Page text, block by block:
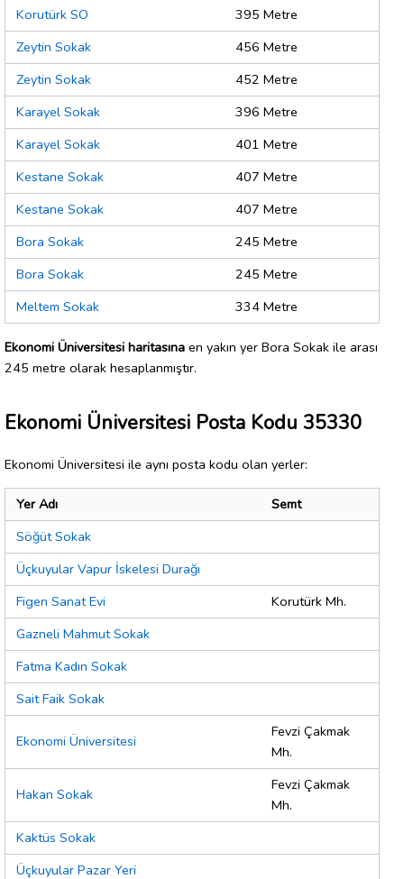
Korutürk SO
395 Metre
Zeytin Sokak
456 Metre
Zeytin Sokak
452 Metre
Karayel Sokak
396 Metre
Karayel Sokak
401 Metre
Kestane Sokak
407 Metre
Kestane Sokak
407 Metre
Bora Sokak
245 Metre
Bora Sokak
245 Metre
Meltem Sokak
334 Metre
Ekonomi Üniversitesi haritasına en yakın yer Bora Sokak ile arası
245 metre olarak hesaplanmıştır.
Ekonomi Üniversitesi Posta Kodu 35330
Ekonomi Üniversitesi ile aynı posta kodu olan yerler:
Yer Adı
Semt
Söğüt Sokak
Üçkuyular Vapur İskelesi Durağı
Figen Sanat Evi
Korutürk Mh.
Gazneli Mahmut Sokak
Fatma Kadın Sokak
Sait Faik Sokak
Ekonomi Üniversitesi
Fevzi Çakmak
Mh.
Hakan Sokak
Fevzi Çakmak
Mh.
Kaktüs Sokak
Üçkuyular Pazar Yeri